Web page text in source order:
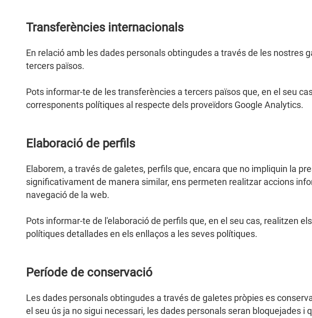
Transferències internacionals
En relació amb les dades personals obtingudes a través de les
tercers països.
Pots informar-te de les transferències a tercers països que, en el seu
corresponents polítiques al respecte dels proveïdors Google Analytics.
Elaboració de perfils
Elaborem, a través de galetes, perfils que, encara que no impliquin la
significativament de manera similar, ens permeten realitzar accions
navegació de la web.
Pots informar-te de l'elaboració de perfils que, en el seu cas, realitzen
polítiques detallades en els enllaços a les seves polítiques.
Període de conservació
Les dades personals obtingudes a través de galetes pròpies es
el seu ús ja no sigui necessari, les dades personals seran bloquejades